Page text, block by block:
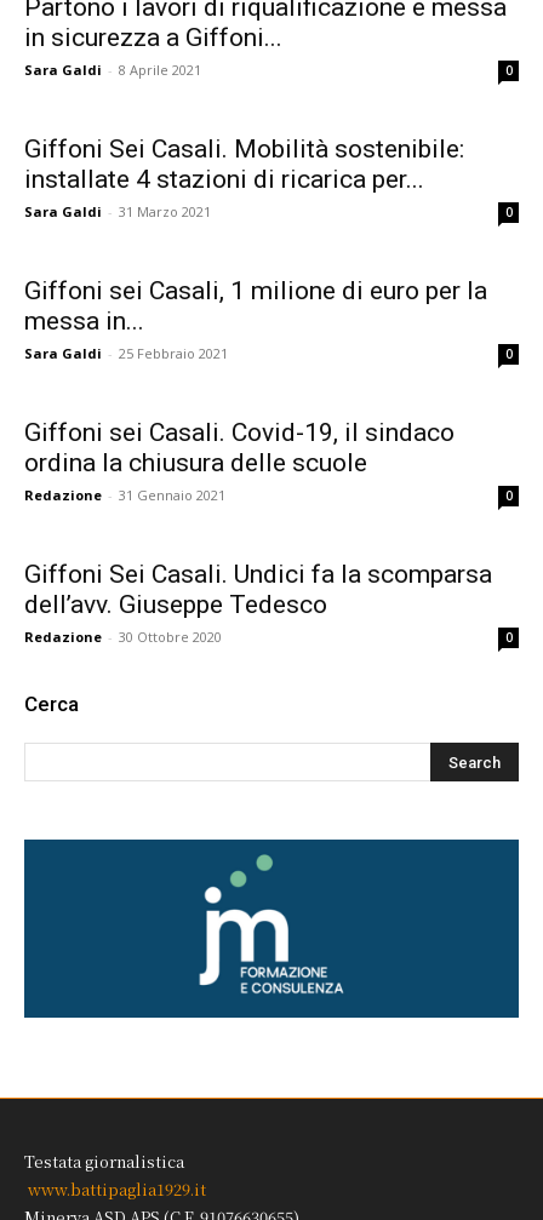
Partono i lavori di riqualificazione e messa
in sicurezza a Giffoni...
Sara Galdi - 8 Aprile 2021 0
Giffoni Sei Casali. Mobilità sostenibile:
installate 4 stazioni di ricarica per...
Sara Galdi - 31 Marzo 2021 0
Giffoni sei Casali, 1 milione di euro per la
messa in...
Sara Galdi - 25 Febbraio 2021 0
Giffoni sei Casali. Covid-19, il sindaco
ordina la chiusura delle scuole
Redazione - 31 Gennaio 2021 0
Giffoni Sei Casali. Undici fa la scomparsa
dell’avv. Giuseppe Tedesco
Redazione - 30 Ottobre 2020 0
Cerca
Testata giornalistica
www.battipaglia1929.it